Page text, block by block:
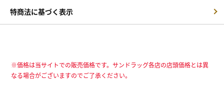
特商法に基づく表示
※価格は当サイトでの販売価格です。サンドラッグ各店の店頭価格とは異
なる場合がございますのでご了承ください。